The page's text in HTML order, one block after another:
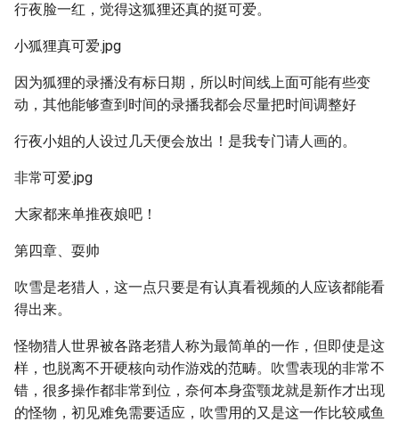
行夜脸一红，觉得这狐狸还真的挺可爱。
小狐狸真可爱.jpg
因为狐狸的录播没有标日期，所以时间线上面可能有些变
动，其他能够查到时间的录播我都会尽量把时间调整好
行夜小姐的人设过几天便会放出！是我专门请人画的。
非常可爱.jpg
大家都来单推夜娘吧！
第四章、耍帅
吹雪是老猎人，这一点只要是有认真看视频的人应该都能看
得出来。
怪物猎人世界被各路老猎人称为最简单的一作，但即使是这
样，也脱离不开硬核向动作游戏的范畴。吹雪表现的非常不
错，很多操作都非常到位，奈何本身蛮颚龙就是新作才出现
的怪物，初见难免需要适应，吹雪用的又是这一作比较咸鱼